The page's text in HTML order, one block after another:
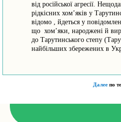
від російської агресії.
рідкісних хом’яків у
відомо , йдеться у
що хом’яки, народжені й
до Тарутинського степу
найбільших збережених в
Далеепо